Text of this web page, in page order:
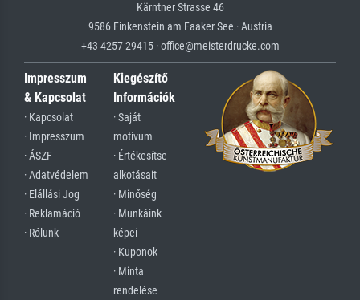
Kärntner Strasse 46
9586 Finkenstein am Faaker See · Austria
+43 4257 29415 · office@meisterdrucke.com
Impresszum
& Kapcsolat
· Kapcsolat
· Impresszum
· ÁSZF
· Adatvédelem
· Elállási Jog
· Reklamáció
· Rólunk
Kiegészítő
Információk
· Saját
motívum
· Értékesítse
alkotásait
· Minőség
· Munkáink
képei
· Kuponok
· Minta
rendelése